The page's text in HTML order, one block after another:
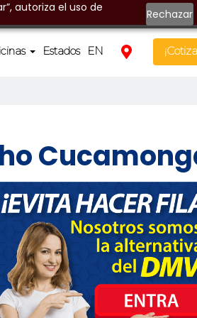
autoriza el uso de Rechazar
Estados EN